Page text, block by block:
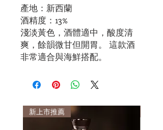
產地：新西蘭
酒精度：13%
淺淡黃色，酒體適中，酸度清
爽，餘韻微甘但開胃。 這款酒
非常適合與海鮮搭配。
新上市推薦